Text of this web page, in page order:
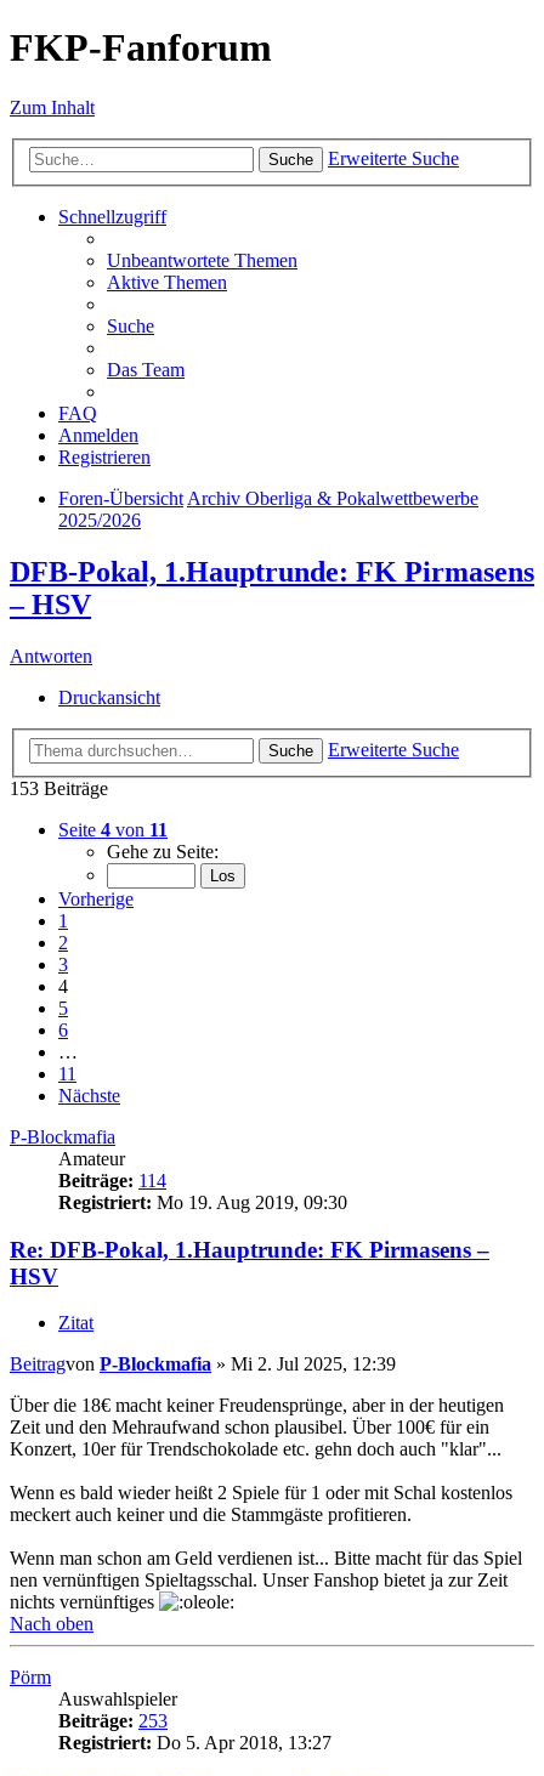
FKP-Fanforum
Zum Inhalt
Suche Erweiterte Suche
Schnellzugriff
Unbeantwortete Themen
Aktive Themen
Suche
Das Team
FAQ
Anmelden
Registrieren
Foren-ÜbersichtArchiv Oberliga & Pokalwettbewerbe
2025/2026
DFB-Pokal, 1.Hauptrunde: FK Pirmasens
– HSV
Antworten
Druckansicht
Suche
Erweiterte Suche
153 Beiträge
Seite 4 von 11
Gehe zu Seite:
Vorherige
1
2
3
4
5
6
…
11
Nächste
P-Blockmafia
Amateur
Beiträge: 114
Registriert: Mo 19. Aug 2019, 09:30
Re: DFB-Pokal, 1.Hauptrunde: FK Pirmasens –
HSV
Zitat
Beitragvon P-Blockmafia » Mi 2. Jul 2025, 12:39
Über die 18€ macht keiner Freudensprünge, aber in der heutigen
Zeit und den Mehraufwand schon plausibel. Über 100€ für ein
Konzert, 10er für Trendschokolade etc. gehn doch auch "klar"...
Wenn es bald wieder heißt 2 Spiele für 1 oder mit Schal kostenlos
meckert auch keiner und die Stammgäste profitieren.
Wenn man schon am Geld verdienen ist... Bitte macht für das Spiel
nen vernünftigen Spieltagsschal. Unser Fanshop bietet ja zur Zeit
nichts vernünftiges
Nach oben
Pörm
Auswahlspieler
Beiträge: 253
Registriert: Do 5. Apr 2018, 13:27